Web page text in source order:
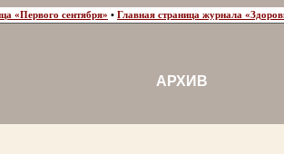
«Первого сентября» • Главная страница журнала
АРХИВ